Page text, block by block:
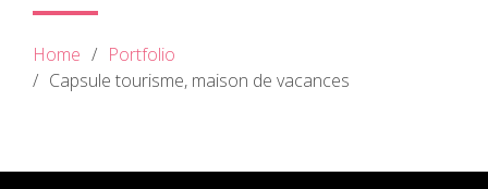
Home
Portfolio
Capsule tourisme, maison de vacances